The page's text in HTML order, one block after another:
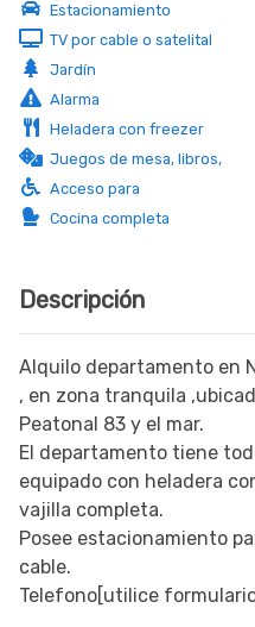
Estacionamiento
TV por cable o satelital
Jardín
Alarma
Heladera con freezer
Juegos de mesa, libros,
dvd Acceso para
discapacitados
Cocina completa
Descripción
Alquilo departamento en
, en zona tranquila
Peatonal 83 y el mar.
El departamento tiene
equipado con heladera
vajilla completa.
Posee estacionamiento
cable.
Telefono[utilice